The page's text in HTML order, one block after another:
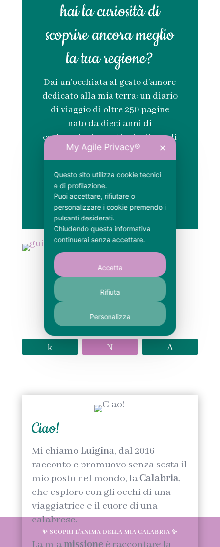
✨ SCOPRI L'ANIMA DELLA MIA CALABRIA ✨
hai la curiosità di
scoprire ancora meglio
la tua regione?
Dai un’occhiata al gesto d’amore
dedicato alla mia terra: un diario
di viaggio di oltre 250 pagine
nato da dieci anni di
esplorazioni e centinaia di ore di
ricerca. È disponibile sia in
La voglio in pdf
La voglio cartacea
Ciao!
Mi chiamo Luigina, dal 2016
racconto e promuovo senza sosta il
mio posto nel mondo, laCalabria,
che esploro con gli occhi di una
viaggiatrice e il cuore di una
calabrese.
La miamissione è raccontare la
My Agile Privacy® ✕
Questo sito utilizza cookie tecnici
e di profilazione.
Puoi accettare, rifiutare o
personalizzare i cookie premendo i
pulsanti desiderati.
Chiudendo questa informativa
continuerai senza accettare.
Accetta
Rifiuta
Personalizza